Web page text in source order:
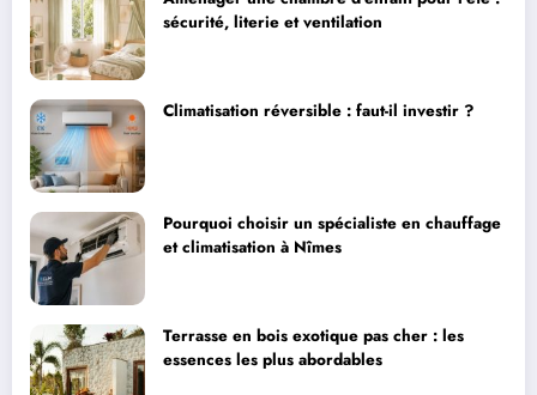
sécurité, literie et ventilation
Climatisation réversible : faut-il investir ?
Pourquoi choisir un spécialiste en chauffage
et climatisation à Nîmes
Terrasse en bois exotique pas cher : les
essences les plus abordables